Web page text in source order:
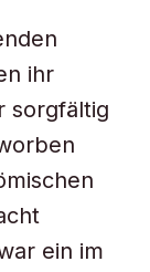
ihr
sorgfältig
ein im